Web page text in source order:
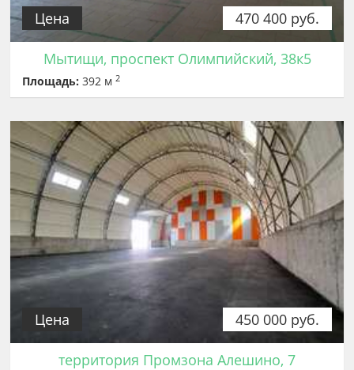
470 400 руб.
Цена
Мытищи, проспект Олимпийский, 38к5
Площадь: 392 м2
450 000 руб.
Цена
территория Промзона Алешино, 7